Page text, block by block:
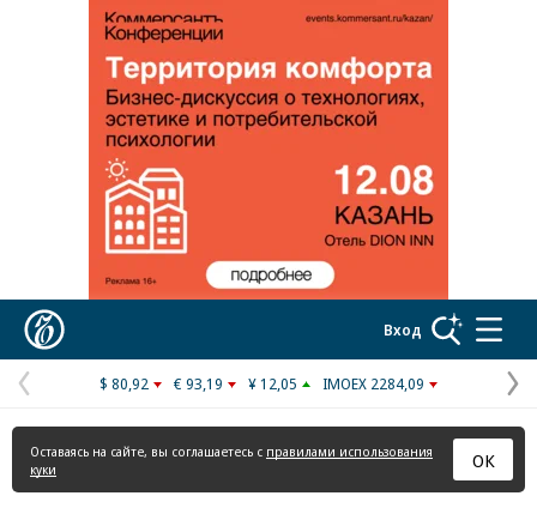
Реклама в «Ъ» www.kommersant.ru/ad
Вход
Предыдущая
страница
$ 80,92 € 93,19 ¥ 12,05 IMOEX 2284,09
Оставаясь на сайте, вы соглашаетесь с правилами использования
куки
ОК